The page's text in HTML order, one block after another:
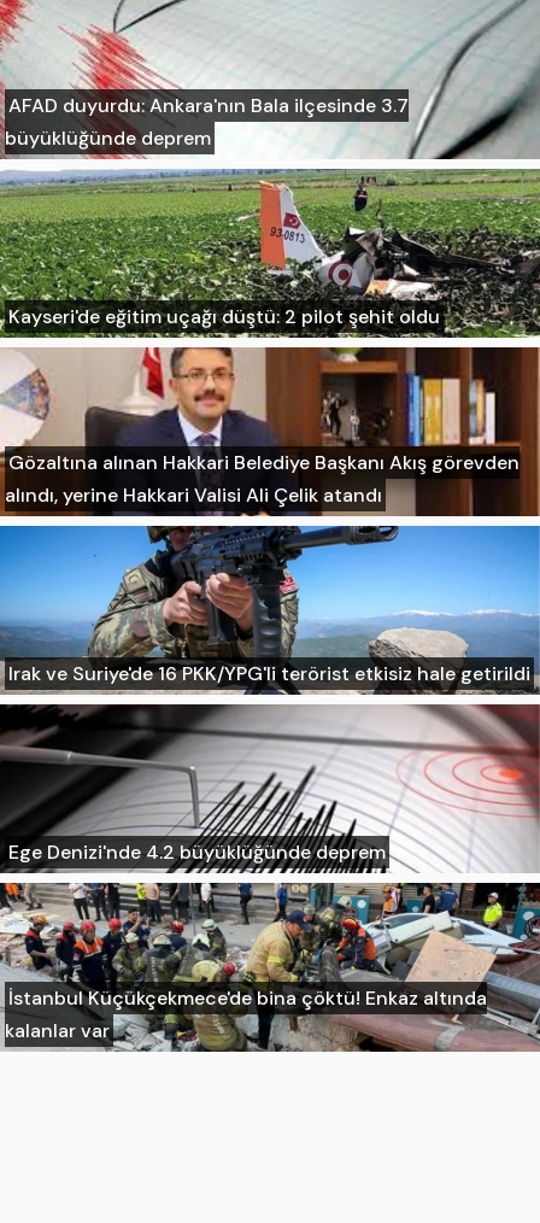
AFAD duyurdu: Ankara'nın Bala ilçesinde 3.7
büyüklüğünde deprem
Kayseri'de eğitim uçağı düştü: 2 pilot şehit oldu
Gözaltına alınan Hakkari Belediye Başkanı Akış görevden
alındı, yerine Hakkari Valisi Ali Çelik atandı
Irak ve Suriye'de 16 PKK/YPG'li terörist etkisiz hale getirildi
Ege Denizi'nde 4.2 büyüklüğünde deprem
İstanbul Küçükçekmece'de bina çöktü! Enkaz altında
kalanlar var